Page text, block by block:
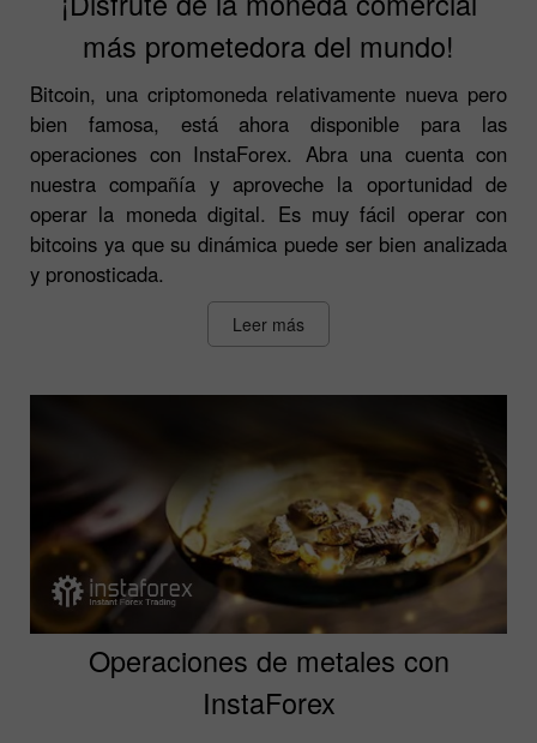
más prometedora del mundo!
Bitcoin, una criptomoneda relativamente nueva pero
bien famosa, está ahora disponible para las
operaciones con InstaForex. Abra una cuenta con
nuestra compañía y aproveche la oportunidad de
operar la moneda digital. Es muy fácil operar con
bitcoins ya que su dinámica puede ser bien analizada
y pronosticada.
Leer más
Operaciones de metales con
InstaForex